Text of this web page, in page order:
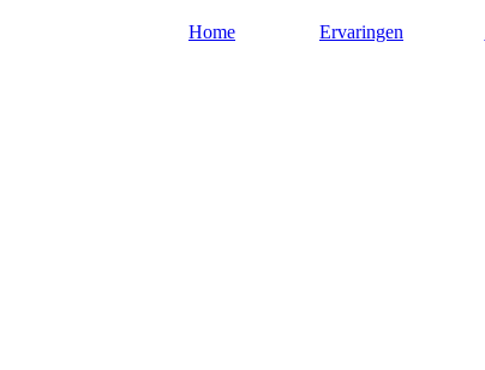
Home Ervaringen